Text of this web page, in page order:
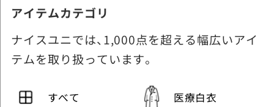
アイテムカテゴリ
ナイスユニでは、1,000点を超える幅広いアイ
テムを取り扱っています。
すべて 医療白衣